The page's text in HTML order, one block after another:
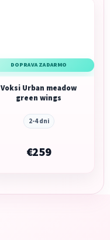
DOPRAVA ZADARMO
Voksi Urban meadow
green wings
2-4 dni
€259